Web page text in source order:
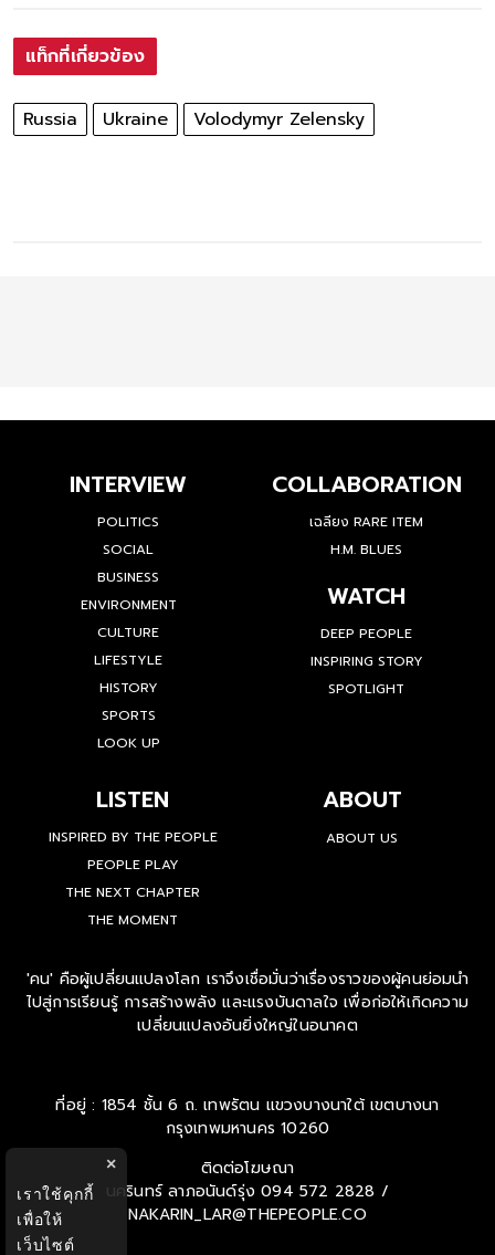
แท็กที่เกี่ยวข้อง
Russia Ukraine Volodymyr Zelensky
INTERVIEW
POLITICS
SOCIAL
BUSINESS
ENVIRONMENT
CULTURE
LIFESTYLE
HISTORY
SPORTS
LOOK UP
COLLABORATION
เฉลียง RARE ITEM
H.M. BLUES
WATCH
DEEP PEOPLE
INSPIRING STORY
SPOTLIGHT
LISTEN
INSPIRED BY THE PEOPLE
PEOPLE PLAY
THE NEXT CHAPTER
THE MOMENT
ABOUT
ABOUT US
'คน' คือผู้เปลี่ยนแปลงโลก เราจึงเชื่อมั่นว่าเรื่องราวของผู้คนย่อมนำ
ไปสู่การเรียนรู้ การสร้างพลัง และแรงบันดาลใจ เพื่อก่อให้เกิดความ
เปลี่ยนแปลงอันยิ่งใหญ่ในอนาคต
ที่อยู่ : 1854 ชั้น 6 ถ. เทพรัตน แขวงบางนาใต้ เขตบางนา
กรุงเทพมหานคร 10260
ติดต่อโฆษณา
นครินทร์ ลาภอนันด์รุ่ง 094 572 2828 /
NAKARIN_LAR@THEPEOPLE.CO
×
เราใช้คุกกี้
เพื่อให้
เว็บไซต์